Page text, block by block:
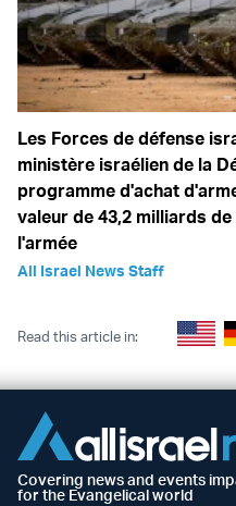
Les Forces de défense
ministère israélien de la
programme d'achat
valeur de 43,2 milliards
l'armée
All Israel News Staff
Read this article in:
Covering news and events
for the Evangelical world